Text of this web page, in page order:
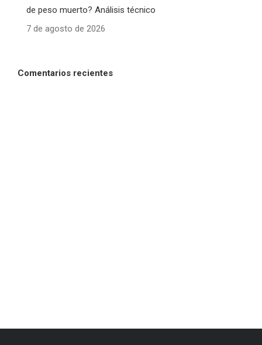
de peso muerto? Análisis técnico
7 de agosto de 2026
Comentarios recientes